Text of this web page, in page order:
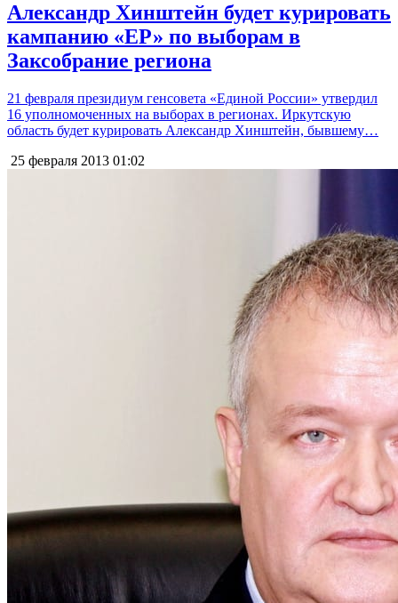
Александр Хинштейн будет курировать
кампанию «ЕР» по выборам в
Заксобрание региона
21 февраля президиум генсовета «Единой России» утвердил
16 уполномоченных на выборах в регионах. Иркутскую
область будет курировать Александр Хинштейн, бывшему…
25 февраля 2013 01:02